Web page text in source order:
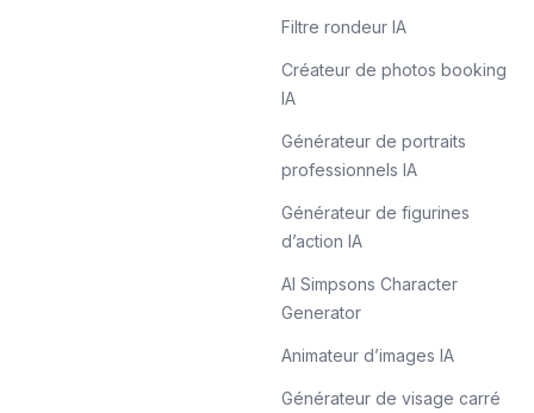
Filtre rondeur IA
Créateur de photos booking
IA
Générateur de portraits
professionnels IA
Générateur de figurines
d’action IA
AI Simpsons Character
Generator
Animateur d’images IA
Générateur de visage carré